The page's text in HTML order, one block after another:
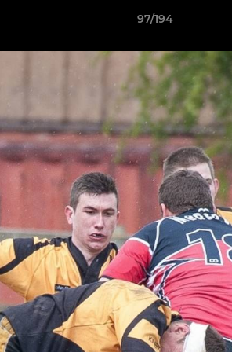
97/194